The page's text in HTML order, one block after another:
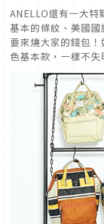
ANELLO還有一大
基本的條紋、美國
要來燒大家的錢包
色基本款，一樣不失